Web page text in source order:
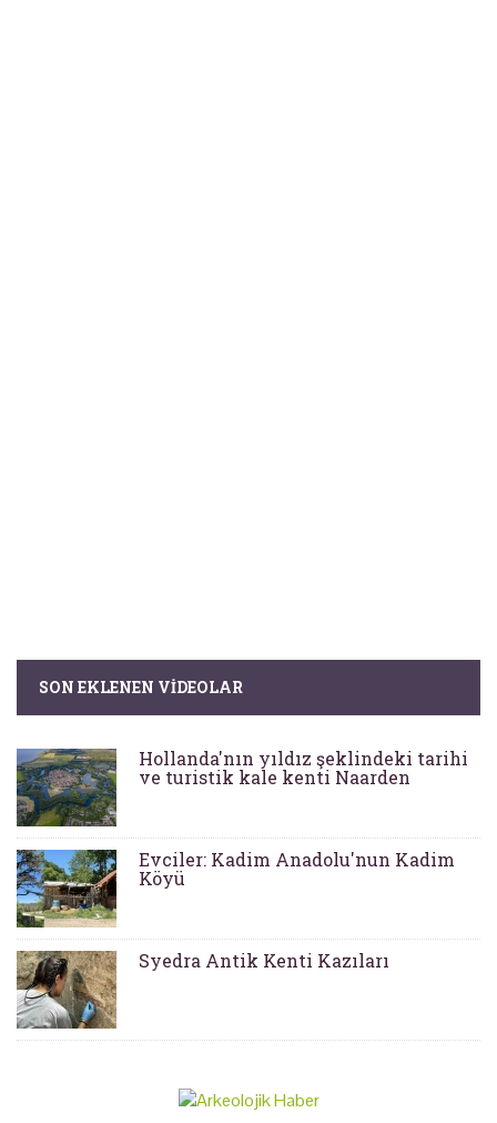
SON EKLENEN VIDEOLAR
Hollanda'nın yıldız şeklindeki tarihi
ve turistik kale kenti Naarden
Evciler: Kadim Anadolu'nun Kadim
Köyü
Syedra Antik Kenti Kazıları